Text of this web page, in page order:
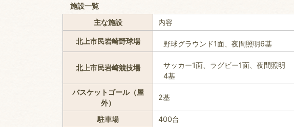
施設一覧
主な施設
内容
北上市民岩崎野球場 野球グラウンド1面、夜間照明6基
北上市民岩崎競技場
サッカー1面、ラグビー1面、夜間照明
4基
バスケットゴール（屋
外）
2基
駐車場
400台